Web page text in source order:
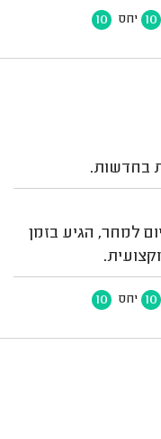
10 יחס 10
בחדשות.
למחר, הגיע בזמן
10 יחס 10